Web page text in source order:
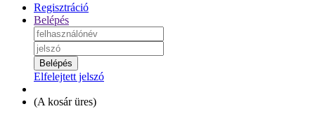
Regisztráció
Belépés
Elfelejtett jelszó
(A kosár üres)